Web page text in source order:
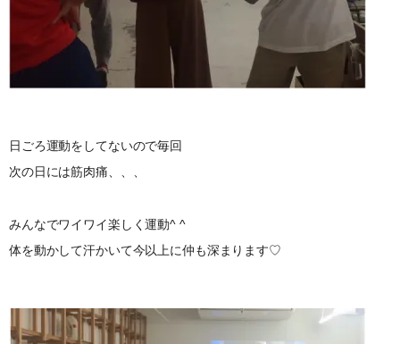
日ごろ運動をしてないので毎回
次の日には筋肉痛、、、
みんなでワイワイ楽しく運動^ ^
体を動かして汗かいて今以上に仲も深まります♡